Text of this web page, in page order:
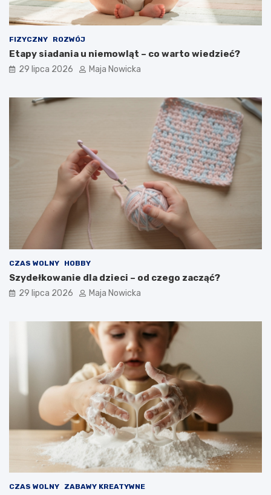
FIZYCZNY ROZWÓJ
Etapy siadania u niemowląt – co warto wiedzieć?
29 lipca 2026 Maja Nowicka
CZAS WOLNY HOBBY
Szydełkowanie dla dzieci – od czego zacząć?
29 lipca 2026 Maja Nowicka
CZAS WOLNY ZABAWY KREATYWNE